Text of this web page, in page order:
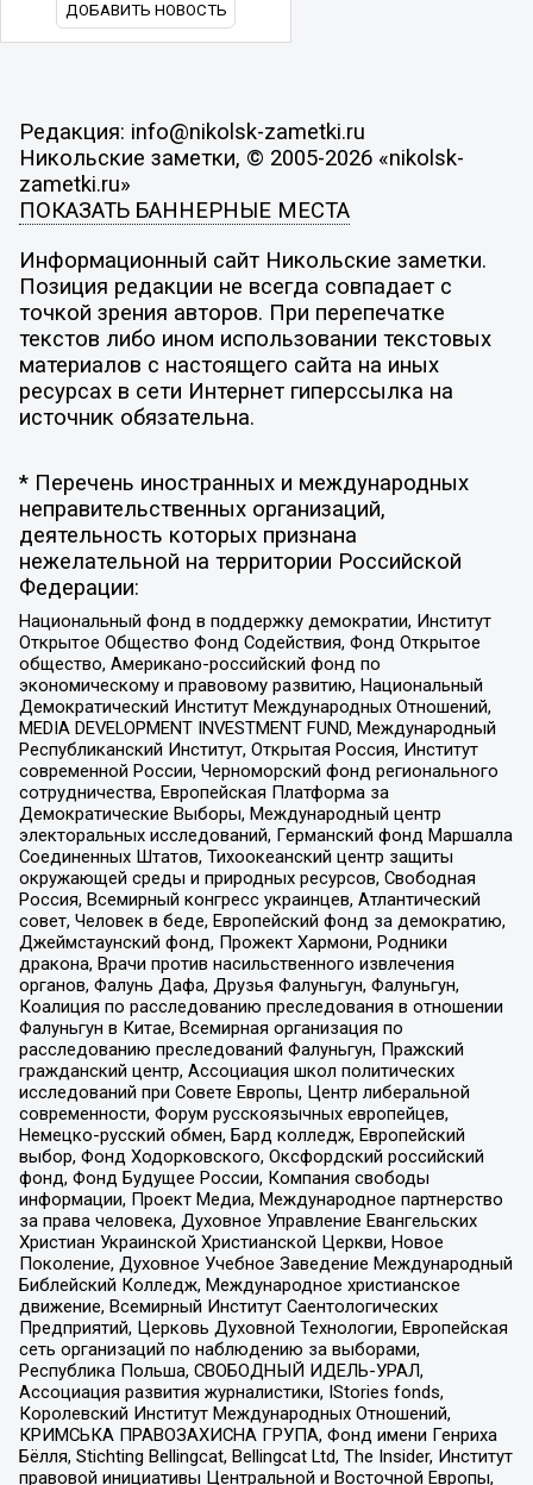
ДОБАВИТЬ НОВОСТЬ
Редакция: info@nikolsk-zametki.ru
Никольские заметки, © 2005-2026 «nikolsk-
zametki.ru»
ПОКАЗАТЬ БАННЕРНЫЕ МЕСТА
Информационный сайт Никольские заметки.
Позиция редакции не всегда совпадает с
точкой зрения авторов. При перепечатке
текстов либо ином использовании текстовых
материалов с настоящего сайта на иных
ресурсах в сети Интернет гиперссылка на
источник обязательна.
* Перечень иностранных и международных
неправительственных организаций,
деятельность которых признана
нежелательной на территории Российской
Федерации:
Национальный фонд в поддержку демократии, Институт
Открытое Общество Фонд Содействия, Фонд Открытое
общество, Американо-российский фонд по
экономическому и правовому развитию, Национальный
Демократический Институт Международных Отношений,
MEDIA DEVELOPMENT INVESTMENT FUND, Международный
Республиканский Институт, Открытая Россия, Институт
современной России, Черноморский фонд регионального
сотрудничества, Европейская Платформа за
Демократические Выборы, Международный центр
электоральных исследований, Германский фонд Маршалла
Соединенных Штатов, Тихоокеанский центр защиты
окружающей среды и природных ресурсов, Свободная
Россия, Всемирный конгресс украинцев, Атлантический
совет, Человек в беде, Европейский фонд за демократию,
Джеймстаунский фонд, Прожект Хармони, Родники
дракона, Врачи против насильственного извлечения
органов, Фалунь Дафа, Друзья Фалуньгун, Фалуньгун,
Коалиция по расследованию преследования в отношении
Фалуньгун в Китае, Всемирная организация по
расследованию преследований Фалуньгун, Пражский
гражданский центр, Ассоциация школ политических
исследований при Совете Европы, Центр либеральной
современности, Форум русскоязычных европейцев,
Немецко-русский обмен, Бард колледж, Европейский
выбор, Фонд Ходорковского, Оксфордский российский
фонд, Фонд Будущее России, Компания свободы
информации, Проект Медиа, Международное партнерство
за права человека, Духовное Управление Евангельских
Христиан Украинской Христианской Церкви, Новое
Поколение, Духовное Учебное Заведение Международный
Библейский Колледж, Международное христианское
движение, Всемирный Институт Саентологических
Предприятий, Церковь Духовной Технологии, Европейская
сеть организаций по наблюдению за выборами,
Республика Польша, СВОБОДНЫЙ ИДЕЛЬ-УРАЛ,
Ассоциация развития журналистики, IStories fonds,
Королевский Институт Международных Отношений,
КРИМСЬКА ПРАВОЗАХИСНА ГРУПА, Фонд имени Генриха
Бёлля, Stichting Bellingcat, Bellingcat Ltd, The Insider, Институт
правовой инициативы Центральной и Восточной Европы,